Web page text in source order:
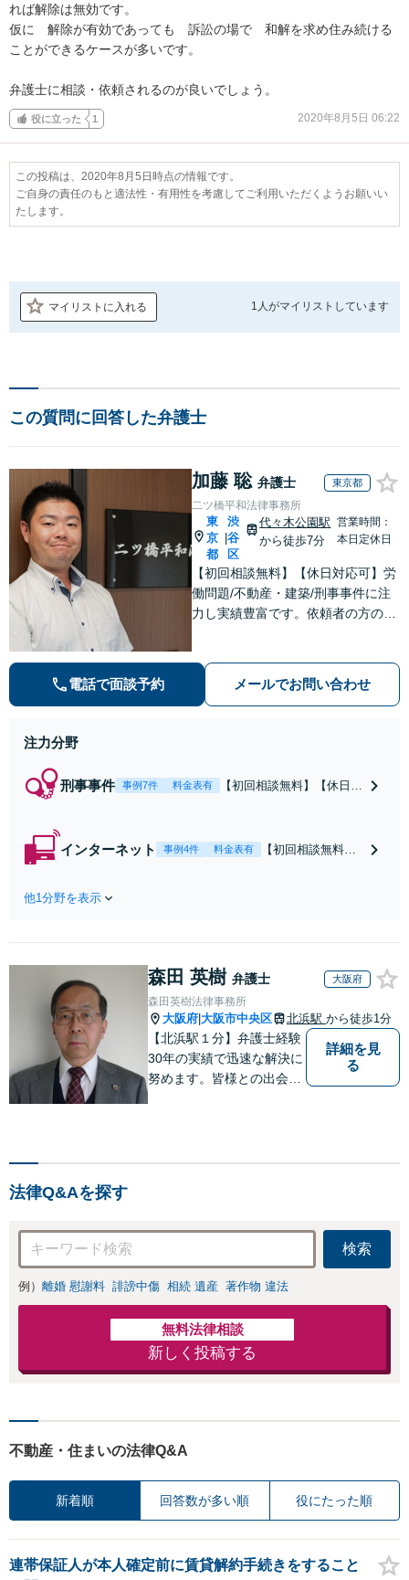
れば解除は無効です。
仮に　解除が有効であっても　訴訟の場で　和解を求め住み続ける
ことができるケースが多いです。
弁護士に相談・依頼されるのが良いでしょう。
役に立った 1 2020年8月5日 06:22
この投稿は、2020年8月5日時点の情報です。
ご自身の責任のもと適法性・有用性を考慮してご利用いただくようお願いい
たします。
マイリストに入れる 1人がマイリストしています
この質問に回答した弁護士
加藤 聡 弁護士 東京都
二ツ橋平和法律事務所
東
京
都
渋
谷
区
代々木公園駅
から徒歩7分
営業時間：
本日定休日
【初回相談無料】【休日対応可】労
働問題/不動産・建築/刑事事件に注
力し実績豊富です。依頼者の方の気
電話で面談予約 メールでお問い合わせ
注力分野
刑事事件 事例7件 料金表有
【初回相談無料】【休日対
決に全力を尽くします。執
行猶予にしたい、早期釈
インターネット 事例4件 料金表有
【初回相談無料】
所へご相談くださ
したい」「相手を
したい」という声
に、豊富な経験で
迅速に対処します
【メール・電話相
談可】【土日祝日
他1分野を表示
森田 英樹 弁護士 大阪府
森田英樹法律事務所
大阪府 大阪市中央区 北浜駅 から徒歩1分
【北浜駅１分】弁護士経験
30年の実績で迅速な解決に
努めます。皆様との出会い
詳細を見
る
法律Q&Aを探す
検索
例） 離婚 慰謝料 誹謗中傷 相続 遺産 著作物 違法
無料法律相談
新しく投稿する
不動産・住まいの法律Q&A
新着順 回答数が多い順 役にたった順
連帯保証人が本人確定前に賃貸解約手続きをすること